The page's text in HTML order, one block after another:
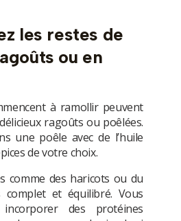
les restes de
ou en
à ramollir peuvent
ragoûts ou poêlées.
une poêle avec de l’huile
de votre choix.
comme des haricots ou du
et équilibré. Vous
des protéines